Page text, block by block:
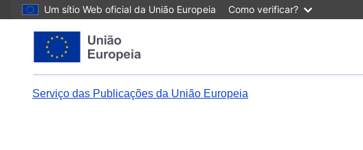
Um sítio Web oficial da União Europeia Como verificar?
Serviço das Publicações da União Europeia